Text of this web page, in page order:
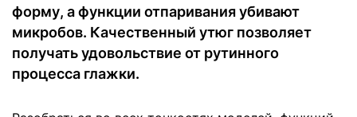
форму, а функции отпаривания убивают
микробов. Качественный утюг позволяет
получать удовольствие от рутинного
процесса глажки.